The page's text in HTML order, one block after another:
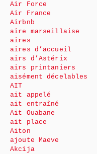
Air Force
Air France
Airbnb
aire marseillaise
aires
aires d’accueil
airs d’Astérix
airs printaniers
aisément décelables
AIT
ait appelé
ait entraîné
Ait Ouabane
ait place
Aiton
ajoute Maeve
Akcija